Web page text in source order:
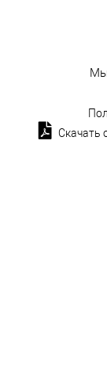
Мы
Скачать